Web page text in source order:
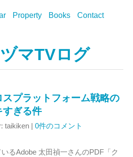
Property Books
Contact
プラットフォーム戦略の
すぎる件
taikiken | 0件のコメント
るAdobe 太田禎一さんのPDF「ク